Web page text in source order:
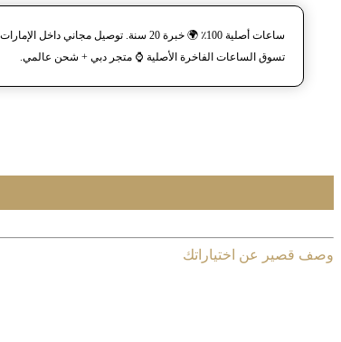
ساعات أصلية 100٪ 🌍 خبرة 20 سنة. توصيل مجاني داخل الإمارات.
تسوق الساعات الفاخرة الأصلية ⌚️ متجر دبي + شحن عالمي.
وصف قصير عن اختياراتك